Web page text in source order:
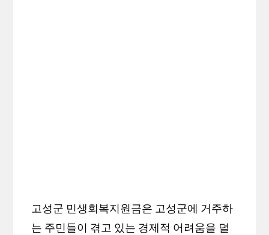
고성군 민생회복지원금은 고성군에 거주하
는 주민들이 겪고 있는 경제적 어려움을 덜